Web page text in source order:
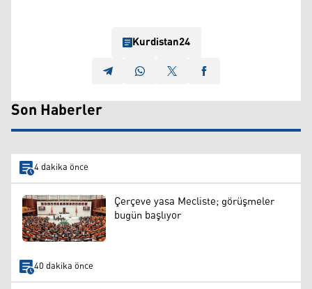
Kurdistan24
Son Haberler
4 dakika önce
Çerçeve yasa Mecliste; görüşmeler
bugün başlıyor
40 dakika önce